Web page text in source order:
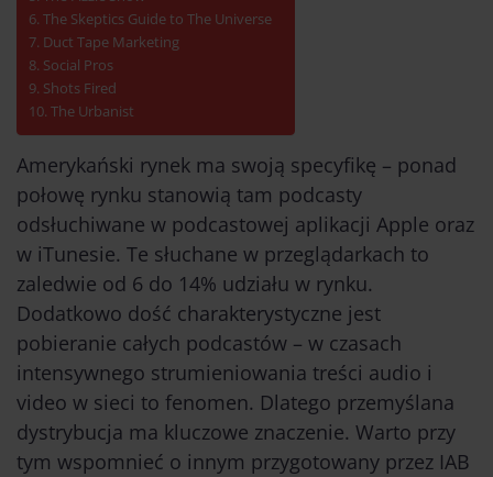
The Skeptics Guide to The Universe
Duct Tape Marketing
Social Pros
Shots Fired
The Urbanist
Amerykański rynek ma swoją specyfikę – ponad
połowę rynku stanowią tam podcasty
odsłuchiwane w podcastowej aplikacji Apple oraz
w iTunesie. Te słuchane w przeglądarkach to
zaledwie od 6 do 14% udziału w rynku.
Dodatkowo dość charakterystyczne jest
pobieranie całych podcastów – w czasach
intensywnego strumieniowania treści audio i
video w sieci to fenomen. Dlatego przemyślana
dystrybucja ma kluczowe znaczenie. Warto przy
tym wspomnieć o innym przygotowany przez IAB